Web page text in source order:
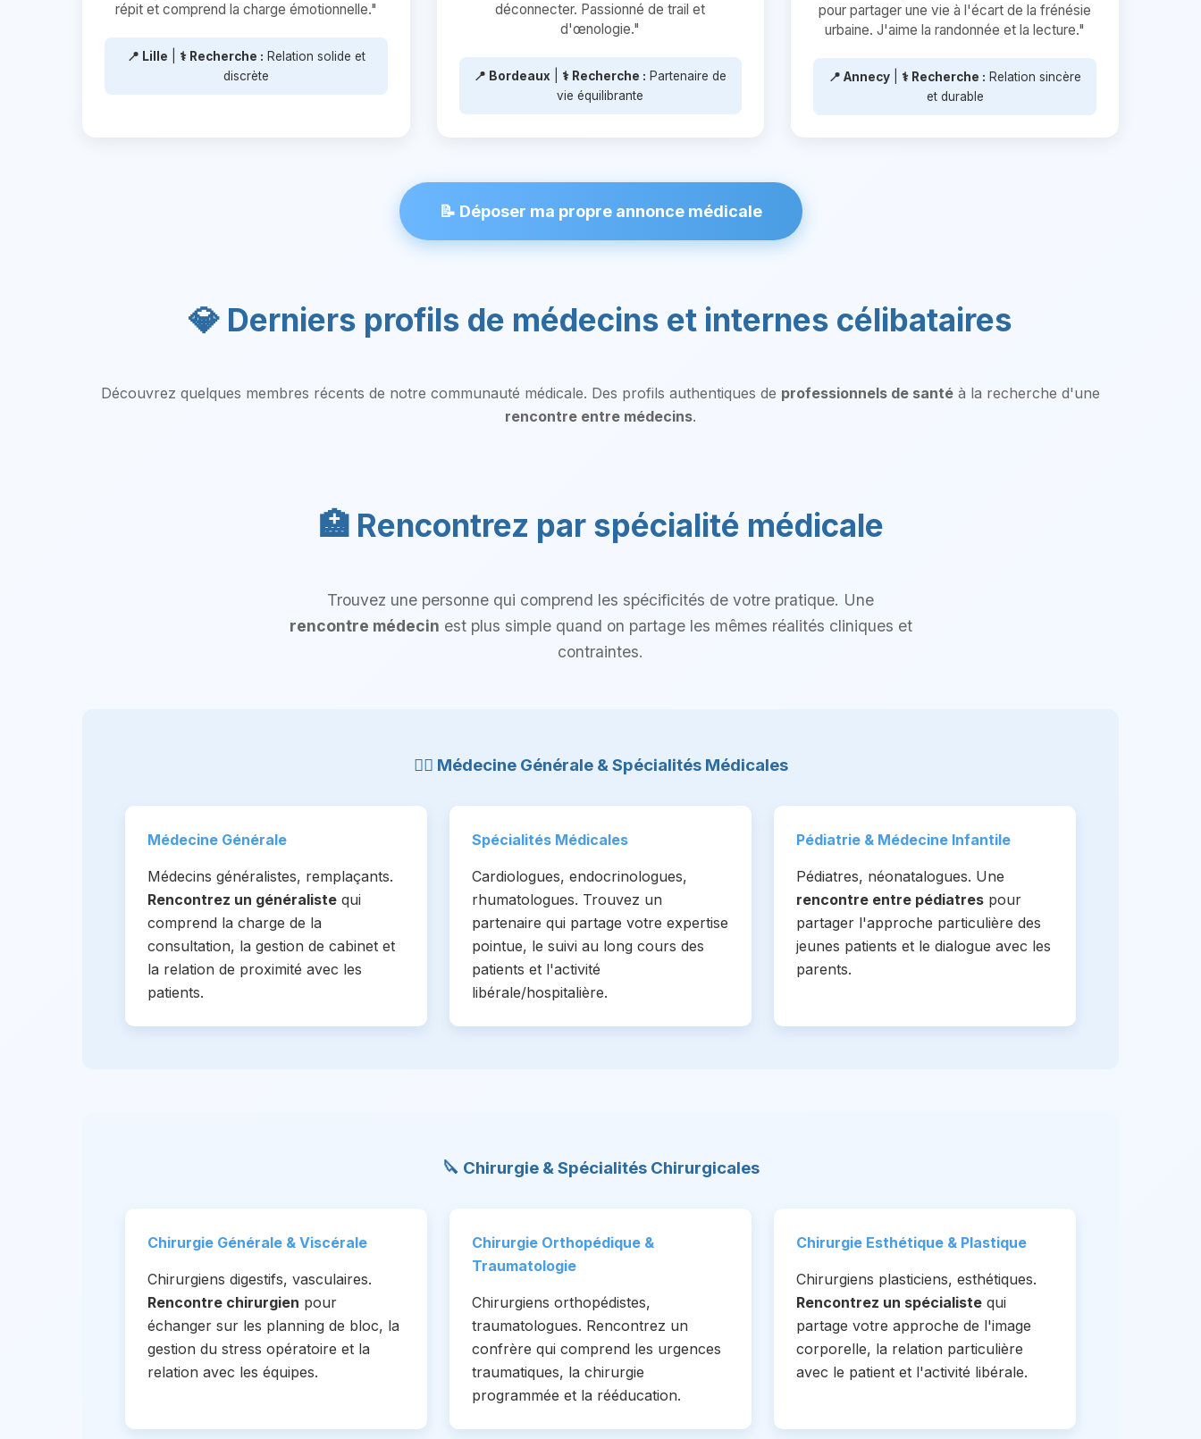
répit et comprend la charge émotionnelle."
📍 Lille ⚕️ Recherche : Relation solide et
discrète
déconnecter. Passionné de trail et
d'œnologie."
📍 Bordeaux ⚕️ Recherche : Partenaire de
vie équilibrante
pour partager une vie à l'écart de la frénésie
urbaine. J'aime la randonnée et la lecture."
📍 Annecy ⚕️ Recherche : Relation sincère
et durable
📝 Déposer ma propre annonce médicale
💎 Derniers profils de médecins et internes célibataires
Découvrez quelques membres récents de notre communauté médicale. Des profils authentiques de professionnels de santé à la recherche d'une
rencontre entre médecins.
🏥 Rencontrez par spécialité médicale
Trouvez une personne qui comprend les spécificités de votre pratique. Une
rencontre médecin est plus simple quand on partage les mêmes réalités cliniques et
contraintes.
👨‍⚕️ Médecine Générale & Spécialités Médicales
Médecine Générale
Médecins généralistes, remplaçants.
Rencontrez un généraliste qui
comprend la charge de la
consultation, la gestion de cabinet et
la relation de proximité avec les
patients.
Spécialités Médicales
Cardiologues, endocrinologues,
rhumatologues. Trouvez un
partenaire qui partage votre expertise
pointue, le suivi au long cours des
patients et l'activité
libérale/hospitalière.
Pédiatrie & Médecine Infantile
Pédiatres, néonatalogues. Une
rencontre entre pédiatres pour
partager l'approche particulière des
jeunes patients et le dialogue avec les
parents.
🔪 Chirurgie & Spécialités Chirurgicales
Chirurgie Générale & Viscérale
Chirurgiens digestifs, vasculaires.
Rencontre chirurgien pour
échanger sur les planning de bloc, la
gestion du stress opératoire et la
relation avec les équipes.
Chirurgie Orthopédique &
Traumatologie
Chirurgiens orthopédistes,
traumatologues. Rencontrez un
confrère qui comprend les urgences
traumatiques, la chirurgie
programmée et la rééducation.
Chirurgie Esthétique & Plastique
Chirurgiens plasticiens, esthétiques.
Rencontrez un spécialiste qui
partage votre approche de l'image
corporelle, la relation particulière
avec le patient et l'activité libérale.